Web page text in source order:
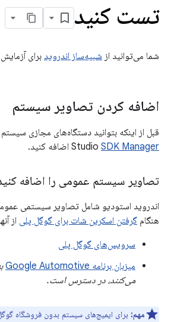
تست کنید
شما می‌توانید از شبیه‌ساز اندروید برای
اضافه کردن تصاویر سیستم
Studio SDK Manager اضافه کنید.
تصاویر سیستم عمومی را اضافه
اندروید استودیو شامل تصاویر سیستمی
هنگام گرفتن اسکرین شات برای گوگل پلی از
سرویس‌های گوگل پلی
میزبان برنامه Google Automotive
می‌کنند، در دسترس است.
مهم: برای ایمیج‌های سیستم بدون فروشگاه